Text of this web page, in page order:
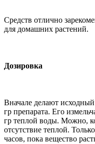
Средств отлично
для домашних растений.
Дозировка
Вначале делают исходный
гр препарата. Его
гр теплой воды. Можно,
отсутствие теплой.
часов, пока вещество